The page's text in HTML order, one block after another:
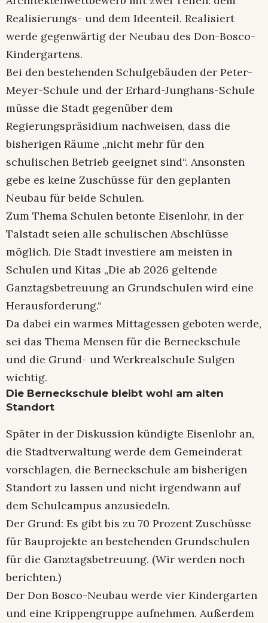
Realisierungs- und dem Ideenteil. Realisiert
werde gegenwärtig der Neubau des Don-Bosco-
Kindergartens.
Bei den bestehenden Schulgebäuden der Peter-
Meyer-Schule und der Erhard-Junghans-Schule
müsse die Stadt gegenüber dem
Regierungspräsidium nachweisen, dass die
bisherigen Räume „nicht mehr für den
schulischen Betrieb geeignet sind“. Ansonsten
gebe es keine Zuschüsse für den geplanten
Neubau für beide Schulen.
Zum Thema Schulen betonte Eisenlohr, in der
Talstadt seien alle schulischen Abschlüsse
möglich. Die Stadt investiere am meisten in
Schulen und Kitas „Die ab 2026 geltende
Ganztagsbetreuung an Grundschulen wird eine
Herausforderung.“
Da dabei ein warmes Mittagessen geboten werde,
sei das Thema Mensen für die Berneckschule
und die Grund- und Werkrealschule Sulgen
wichtig.
Die Berneckschule bleibt wohl am alten
Standort
Später in der Diskussion kündigte Eisenlohr an,
die Stadtverwaltung werde dem Gemeinderat
vorschlagen, die Berneckschule am bisherigen
Standort zu lassen und nicht irgendwann auf
dem Schulcampus anzusiedeln.
Der Grund: Es gibt bis zu 70 Prozent Zuschüsse
für Bauprojekte an bestehenden Grundschulen
für die Ganztagsbetreuung. (Wir werden noch
berichten.)
Der Don Bosco-Neubau werde vier Kindergarten
und eine Krippengruppe aufnehmen. Außerdem